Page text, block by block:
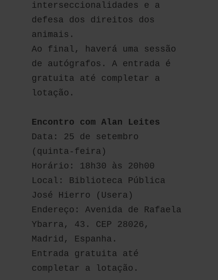
interseccionalidades e a
defesa dos direitos dos
animais.
Ao final, haverá uma sessão
de autógrafos. A entrada é
gratuita até completar a
lotação.
Encontro com Alan Leites
Data: 25 de setembro
(quinta-feira)
Horário: 18h30 às 20h00
Local: Biblioteca Pública
José Hierro (Usera)
Endereço: Avenida de Rafaela
Ybarra, 43. CEP 28026,
Madrid, Espanha.
Entrada gratuita até
completar a lotação.